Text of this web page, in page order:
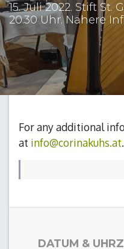
15. Juli 2022. Stift St.
20.30 Uhr. Nähere
For any additional
at info@corinakuhs.at.
DATUM &